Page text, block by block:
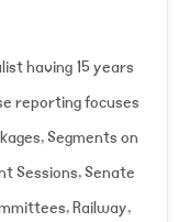
having 15 years
reporting focuses
Segments on
Sessions, Senate
Railway,